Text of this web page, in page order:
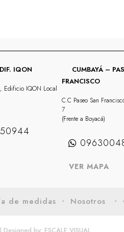
IQON
Edificio IQON Local
CUMBAYÁ –
FRANCISCO
C.C Paseo San
7
(Frente a Boyacá)
VER MAPA
de medidas ・ Nosotros